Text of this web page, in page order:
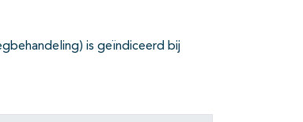
is geïndiceerd bij